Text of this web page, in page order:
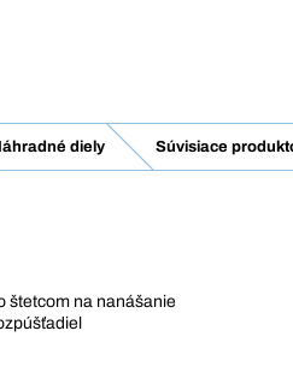
diely Súvisiace
štetcom na nanášanie